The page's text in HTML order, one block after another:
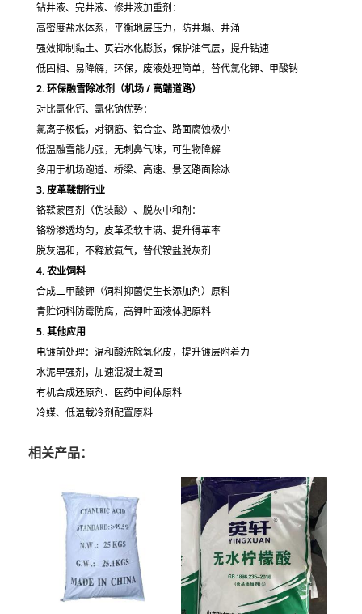
钻井液、完井液、修井液加重剂：
高密度盐水体系，平衡地层压力，防井塌、井涌
强效抑制黏土、页岩水化膨胀，保护油气层，提升钻速
低固相、易降解，环保，废液处理简单，替代氯化钾、甲酸钠
2. 环保融雪除冰剂（机场 / 高端道路）
对比氯化钙、氯化钠优势：
氯离子极低，对钢筋、铝合金、路面腐蚀极小
低温融雪能力强，无刺鼻气味，可生物降解
多用于机场跑道、桥梁、高速、景区路面除冰
3. 皮革鞣制行业
铬鞣蒙囿剂（伪装酸） 、脱灰中和剂：
铬粉渗透均匀，皮革柔软丰满、提升得革率
脱灰温和，不释放氨气，替代铵盐脱灰剂
4. 农业饲料
合成二甲酸钾（饲料抑菌促生长添加剂）原料
青贮饲料防霉防腐，高钾叶面液体肥原料
5. 其他应用
电镀前处理：温和酸洗除氧化皮，提升镀层附着力
水泥早强剂，加速混凝土凝固
有机合成还原剂、医药中间体原料
冷媒、低温载冷剂配置原料
相关产品：